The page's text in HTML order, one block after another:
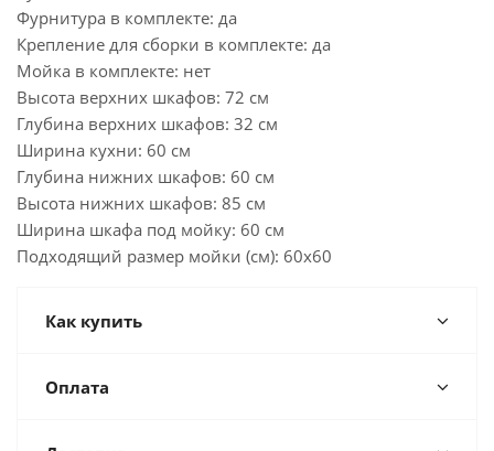
Фурнитура в комплекте: да
Крепление для сборки в комплекте: да
Мойка в комплекте: нет
Высота верхних шкафов: 72 см
Глубина верхних шкафов: 32 см
Ширина кухни: 60 см
Глубина нижних шкафов: 60 см
Высота нижних шкафов: 85 см
Ширина шкафа под мойку: 60 см
Подходящий размер мойки (см): 60x60
Как купить
Оплата